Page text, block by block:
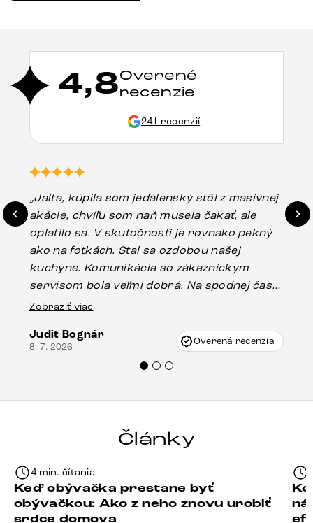
4,8Overené
recenzie
241 recenzií
„Jalta, kúpila som jedálenský stôl z masívnej
akácie, chvíľu som naň musela čakať, ale
oplatilo sa. V skutočnosti je rovnako pekný
ako na fotkách. Stal sa ozdobou našej
kuchyne. Komunikácia so zákazníckym
servisom bola veľmi dobrá. Na spodnej časti
stola bolo malé poškodenie, pravdepodobne
Vincze pri riešení mojej záležitosti pristúpili
veľmi korektne. Odporúčam produkty Delife
Zobraziť viac
Judit Bognár
8. 7. 2026 Overená recenzia
Články
4 min. čítania
Keď obývačka prestane byť
obývačkou: Ako z neho znovu urobiť
srdce domova